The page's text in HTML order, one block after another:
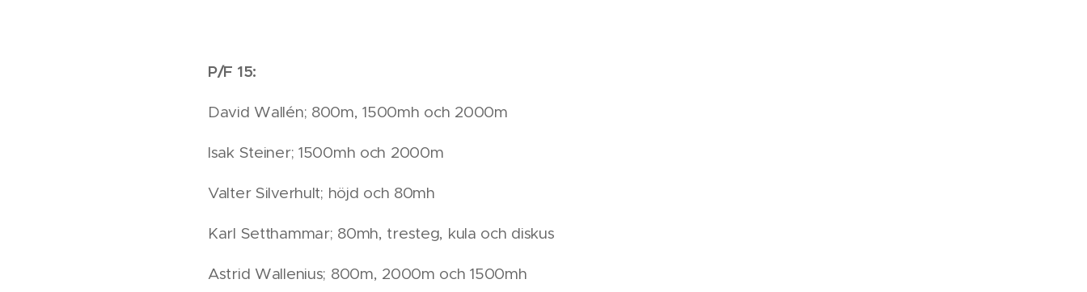
P/F 15:
David Wallén; 800m, 1500mh och 2000m
Isak Steiner; 1500mh och 2000m
Valter Silverhult; höjd och 80mh
Karl Setthammar; 80mh, tresteg, kula och diskus
Astrid Wallenius; 800m, 2000m och 1500mh